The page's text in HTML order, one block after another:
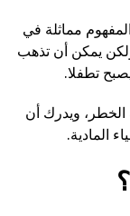
مماثلة في
يمكن أن تذهب
تطفلا.
الخطر، ويدرك أن
المادية.